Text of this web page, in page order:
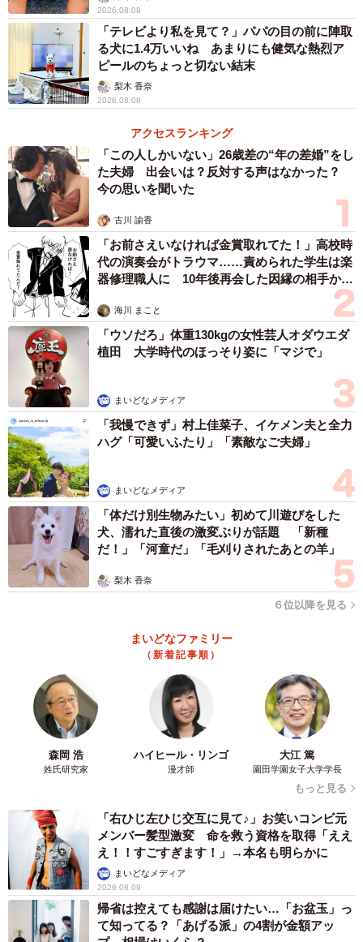
2026.08.08
「テレビより私を見て？」パパの目の前に陣取
る犬に1.4万いいね あまりにも健気な熱烈ア
ピールのちょっと切ない結末
梨木 香奈
2026.08.08
アクセスランキング
「この人しかいない」26歳差の“年の差婚”をし
た夫婦 出会いは？反対する声はなかった？
今の思いを聞いた
古川 諭香
「お前さえいなければ金賞取れてた！」高校時
代の演奏会がトラウマ……責められた学生は楽
器修理職人に 10年後再会した因縁の相手から
海川 まこと
「ウソだろ」体重130kgの女性芸人オダウエダ
植田 大学時代のほっそり姿に「マジで」
まいどなメディア
「我慢できず」村上佳菜子、イケメン夫と全力
ハグ「可愛いふたり」「素敵なご夫婦」
まいどなメディア
「体だけ別生物みたい」初めて川遊びをした
犬、濡れた直後の激変ぶりが話題 「新種
だ！」「河童だ」「毛刈りされたあとの羊」
梨木 香奈
６位以降を見る
まいどなファミリー
（新着記事順）
森岡 浩
姓氏研究家
ハイヒール・リンゴ
漫才師
大江 篤
園田学園女子大学学長
もっと見る
「右ひじ左ひじ交互に見て♪」お笑いコンビ元
メンバー髪型激変 命を救う資格を取得「ええ
え！！すごすぎます！」→本名も明らかに
まいどなメディア
2026.08.09
帰省は控えても感謝は届けたい…「お盆玉」っ
て知ってる？「あげる派」の4割が金額アッ